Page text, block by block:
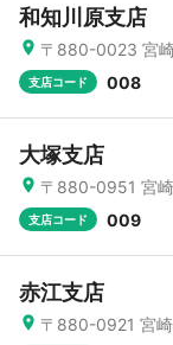
和知川原支店
〒880-0023 宮
支店コード 008
大塚支店
〒880-0951 宮
支店コード 009
赤江支店
〒880-0921 宮